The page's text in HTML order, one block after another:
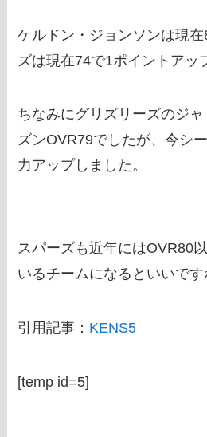
ケルドン・ジョンソンは現
ズは現在74で1ポイントアッ
ちなみにグリズリーズのジ
ズンOVR79でしたが、今シ
力アップしました。
スパーズも近年にはOVR80
いるチームになるといいです
引用記事： KENS5
[temp id=5]